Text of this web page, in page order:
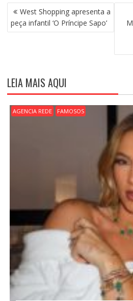
N
A
V
Ç
Ã
O
D
West Shopping apresenta a
peça infantil ‘O Príncipe Sapo’
LEIA MAIS AQUI
AGENCIA REDE FAMOSOS